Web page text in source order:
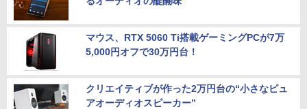
マウス、RTX 5060 Ti搭載ゲーミングPCが7万
5,000円オフで30万円台！
クリエイティブが作った2万円台の“小さなピュ
アオーディオスピーカー”